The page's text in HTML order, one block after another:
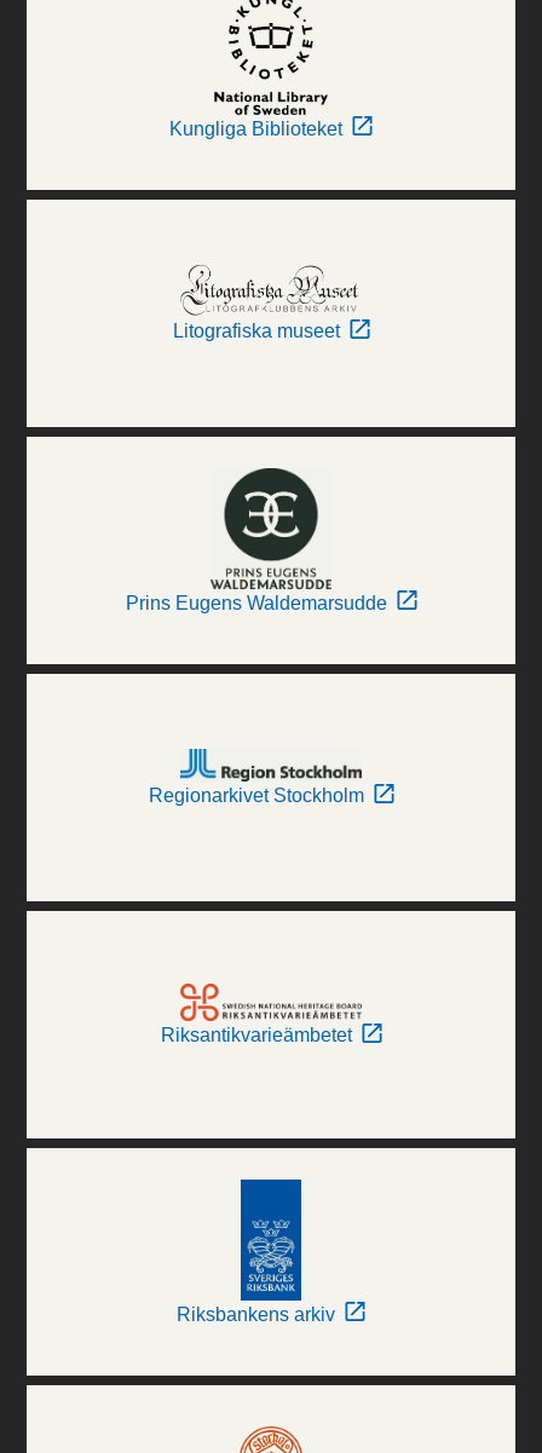
Kungliga Biblioteket
Litografiska museet
Prins Eugens Waldemarsudde
Regionarkivet Stockholm
Riksantikvarieämbetet
Riksbankens arkiv